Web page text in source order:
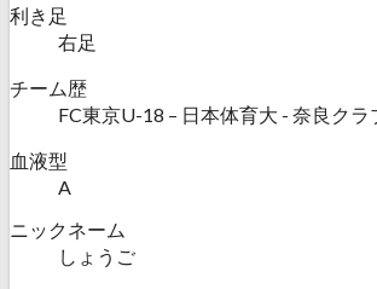
利き足
右足
チーム歴
FC東京U-18 – 日本体育大 - 奈良クラ
血液型
A
ニックネーム
しょうご